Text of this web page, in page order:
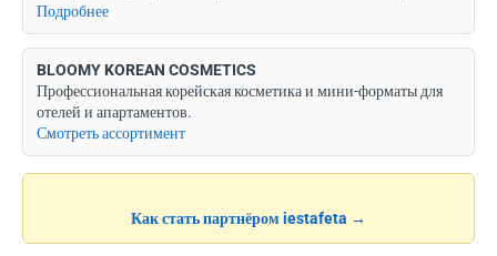
Подробнее
BLOOMY KOREAN COSMETICS
Профессиональная корейская косметика и мини-форматы для
отелей и апартаментов.
Смотреть ассортимент
Как стать партнёром iestafeta →